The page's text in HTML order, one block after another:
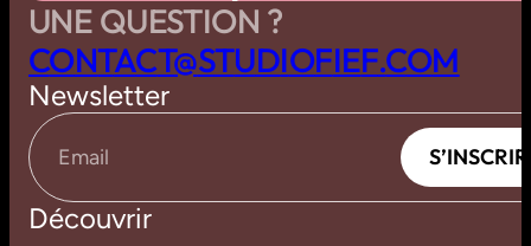
UNE QUESTION ?
CONTACT@STUDIOFIEF.COM
Newsletter
Email S’INSCRIR
S’INSCRIR
Découvrir